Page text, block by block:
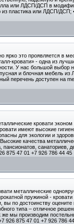
или ЛДСП/ДСП в
из пластика или ЛДСП/ДСП;
это проявляется в
кровати» - одна из
У нас большой выбор
и блочная мебель
перечень доступен на
кровати эконом
имеют высокие
для экологии и
качества
санаториев,
875 47 01 +7 926 786 44 45
металлические
пружиной - кровати
по достоинству оцените
типа – отличное
же мы производим
926 875 47 01 +7 926 786